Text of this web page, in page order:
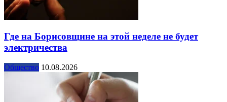
Где на Борисовщине на этой неделе не будет
электричества
Общество 10.08.2026